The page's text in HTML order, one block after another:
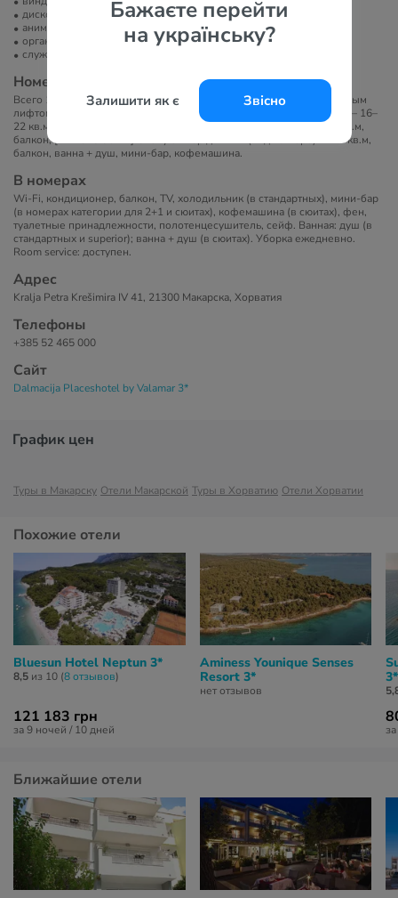
Бажаєте перейти
на українську?
Залишити як є Звісно
диско-клуб
анимация
организация экскурсий
служба организации торжеств
Номера
Всего 190 номеров в современном 10-этажном здании с панорамным
лифтом. Категории: [PLACES ROOM] для 2 (вид на море, сторона) — 16–
22 кв.м, балкон; [PLACES ROOM] для 2+1 (вид на море) — 23–27 кв.м,
балкон; [PLACES SUITE] Cherry on Top для 2+1 (вид на море) — 42 кв.м,
балкон, ванна + душ, мини-бар, кофемашина.
В номерах
Wi-Fi, кондиционер, балкон, TV, холодильник (в стандартных), мини-бар
(в номерах категории для 2+1 и сюитах), кофемашина (в сюитах), фен,
туалетные принадлежности, полотенцесушитель, сейф. Ванная: душ (в
стандартных и superior); ванна + душ (в сюитах). Уборка ежедневно.
Room service: доступен.
Адрес
Kralja Petra Krešimira IV 41, 21300 Макарска, Хорватия
Телефоны
+385 52 465 000
Сайт
Dalmacija Placeshotel by Valamar 3*
График цен
Туры в Макарску Отели Макарской Туры в Хорватию Отели Хорватии
Похожие отели
Bluesun Hotel Neptun 3*
8,5 из 10 (8 отзывов)
121 183 грн
за 9 ночей / 10 дней
Aminess Younique Senses
Resort 3*
нет отзывов
3*
Ближайшие отели